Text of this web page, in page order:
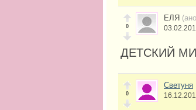
0
ЕЛЯ
ДЕТСКИЙ
0
Светуня